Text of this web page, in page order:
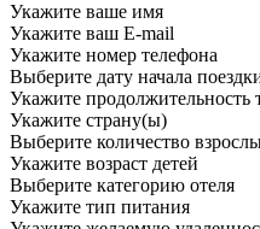
Укажите ваше имя
Укажите ваш E-mail
Укажите номер телефона
Выберите дату начала
Укажите продолжительность
Укажите страну(ы)
Выберите количество
Укажите возраст детей
Выберите категорию отеля
Укажите тип питания